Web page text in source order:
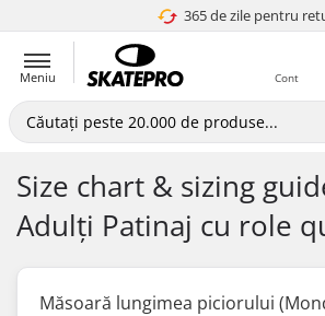
365 de zile pentru
4.8 a 5
Meniu Cont
Size chart & sizing
Adulți Patinaj cu role
Măsoară lungimea piciorului